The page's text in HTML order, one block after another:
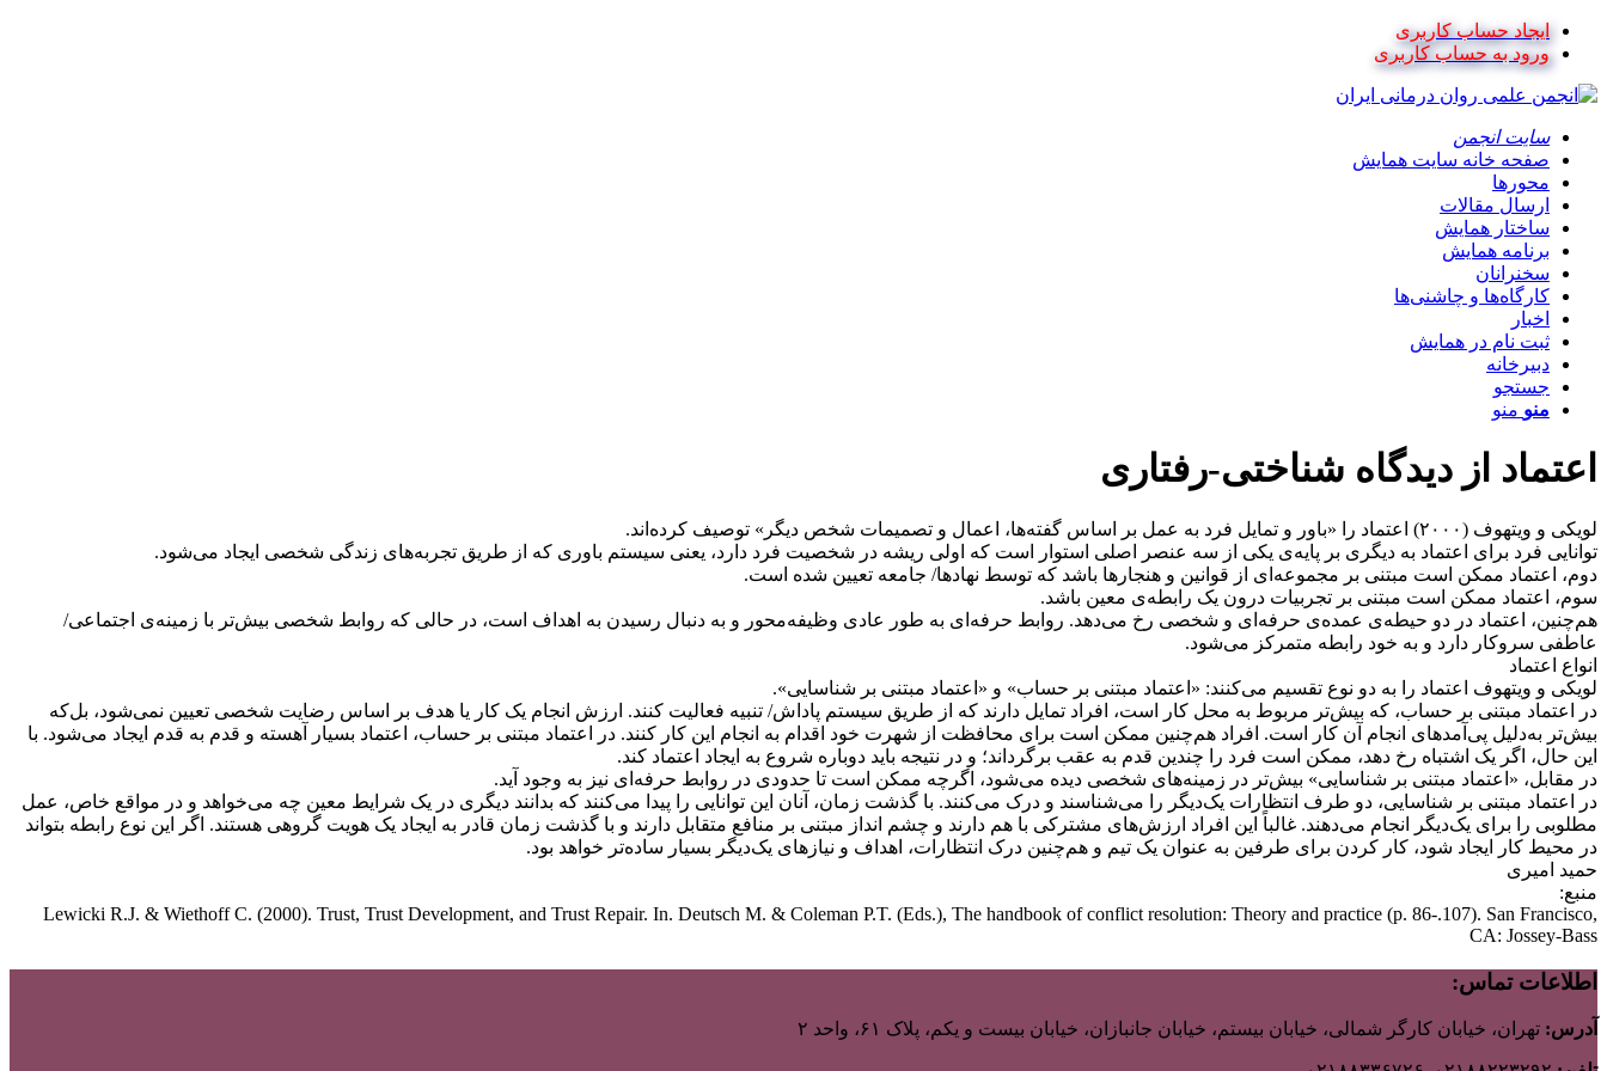
ایجاد حساب کاربری
ورود به حساب کاربری
سایت انجمن
صفحه خانه سایت همایش
محورها
ارسال مقالات
ساختار همایش
برنامه همایش
سخنرانان
کارگاه‌ها و چاشنی‌ها
اخبار
ثبت نام در همایش
دبیرخانه
جستجو
منو منو
اعتماد از دیدگاه شناختی-رفتاری
لویکی و ویتهوف (٢٠٠٠) اعتماد را «باور و تمایل فرد به عمل بر اساس گفته‌ها، اعمال و تصمیمات شخص دیگر» توصیف کرده‌اند.
توانایی فرد برای اعتماد به دیگری بر پایه‌ی یكی از سه عنصر اصلی استوار است كه اولی ریشه در شخصیت فرد دارد، یعنی سیستم باوری كه از طریق تجربه‌های زندگی شخصی ایجاد می‌شود.
دوم، اعتماد ممکن است مبتنی بر مجموعه‌ای از قوانین و هنجارها باشد که توسط نهادها/ جامعه تعیین شده است.
سوم، اعتماد ممکن است مبتنی بر تجربیات درون یک رابطه‌ی معین باشد.
هم‌چنین، اعتماد در دو حیطه‌ی عمده‌ی حرفه‌ای و شخصی رخ می‌دهد. روابط حرفه‌ای به‌ طور عادی وظیفه‌محور و به دنبال رسیدن به اهداف است، در حالی که روابط شخصی بیش‌تر با زمینه‌ی اجتماعی/
عاطفی سروکار دارد و به خود رابطه متمرکز می‌شود.
انواع اعتماد
لویکی و ویتهوف اعتماد را به دو نوع تقسیم می‌کنند: «اعتماد مبتنی بر حساب» و «اعتماد مبتنی بر شناسایی».
در اعتماد مبتنی بر حساب، که بیش‌تر مربوط به محل کار است، افراد تمایل دارند که از طریق سیستم پاداش/ تنبیه فعالیت کنند. ارزش انجام یک کار یا هدف بر اساس رضایت شخصی تعیین نمی‌شود، بل‌که
بیش‌تر به‌دلیل پی‌آمدهای انجام آن کار است. افراد هم‌چنین ممکن است برای محافظت از شهرت خود اقدام به انجام این کار کنند. در اعتماد مبتنی بر حساب، اعتماد بسیار آهسته و قدم به قدم ایجاد می‌شود. با
این حال، اگر یک اشتباه رخ دهد، ممکن است فرد را چندین قدم به عقب برگرداند؛ و در نتیجه باید دوباره شروع به ایجاد اعتماد کند.
در مقابل، «اعتماد مبتنی بر شناسایی» بیش‌تر در زمینه‌های شخصی دیده می‌شود، اگرچه ممکن است تا حدودی در روابط حرفه‌ای نیز به وجود آید.
در اعتماد مبتنی بر شناسایی، دو طرف انتظارات یک‌دیگر را می‌شناسند و درک می‌کنند. با گذشت زمان، آنان این توانایی را پیدا می‌کنند که بدانند دیگری در یک شرایط معین چه می‌خواهد و در مواقع خاص، عمل
مطلوبی را برای یک‌دیگر انجام می‌دهند. غالباً این افراد ارزش‌های مشترکی با هم دارند و چشم انداز مبتنی بر منافع متقابل دارند و با گذشت زمان قادر به ایجاد یک هویت گروهی هستند. اگر این نوع رابطه بتواند
در محیط کار ایجاد شود، کار کردن برای طرفین به عنوان یک تیم و هم‌چنین درک انتظارات، اهداف و نیازهای یک‌دیگر بسیار ساده‌تر خواهد بود.
حمید امیری
منبع:
Lewicki R.J. & Wiethoff C. (2000). Trust, Trust Development, and Trust Repair. In. Deutsch M. & Coleman P.T. (Eds.), The handbook of conflict resolution: Theory and practice (p. 86-.107). San Francisco,
CA: Jossey-Bass
اطلاعات تماس:
آدرس: تهران، خیابان کارگر شمالی، خیابان بیستم، خیابان جانبازان، خیابان بیست و یکم، پلاک ۶۱، واحد ۲